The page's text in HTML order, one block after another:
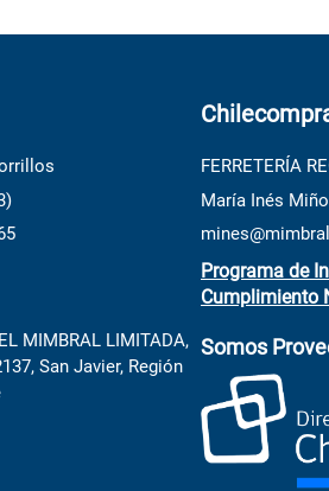
MIMBRAL LIMITADA,
San Javier, Región
FERRETERÍA
María Inés Miño
Programa de
Cumplimiento
Somos